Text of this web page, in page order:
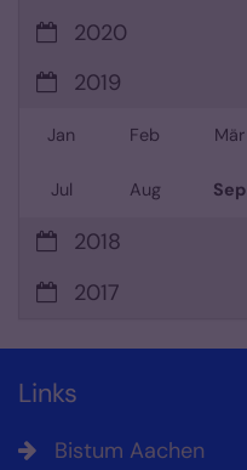
2020
2019
Jan Feb Mär
Jul Aug Sep
2018
2017
Links
Bistum Aachen